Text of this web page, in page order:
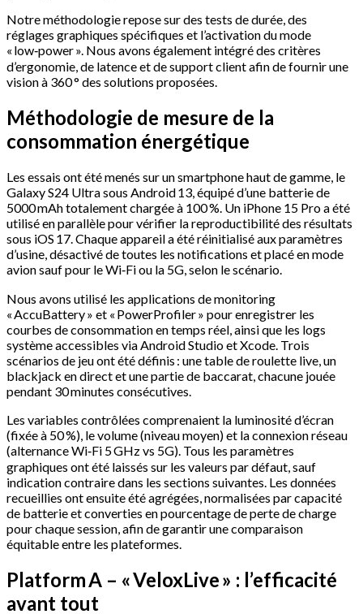
Notre méthodologie repose sur des tests de durée, des
réglages graphiques spécifiques et l’activation du mode
« low‑power ». Nous avons également intégré des critères
d’ergonomie, de latence et de support client afin de fournir une
vision à 360 ° des solutions proposées.
Méthodologie de mesure de la
consommation énergétique
Les essais ont été menés sur un smartphone haut de gamme, le
Galaxy S24 Ultra sous Android 13, équipé d’une batterie de
5000 mAh totalement chargée à 100 %. Un iPhone 15 Pro a été
utilisé en parallèle pour vérifier la reproductibilité des résultats
sous iOS 17. Chaque appareil a été réinitialisé aux paramètres
d’usine, désactivé de toutes les notifications et placé en mode
avion sauf pour le Wi‑Fi ou la 5G, selon le scénario.
Nous avons utilisé les applications de monitoring
« AccuBattery » et « PowerProfiler » pour enregistrer les
courbes de consommation en temps réel, ainsi que les logs
système accessibles via Android Studio et Xcode. Trois
scénarios de jeu ont été définis : une table de roulette live, un
blackjack en direct et une partie de baccarat, chacune jouée
pendant 30 minutes consécutives.
Les variables contrôlées comprenaient la luminosité d’écran
(fixée à 50 %), le volume (niveau moyen) et la connexion réseau
(alternance Wi‑Fi 5 GHz vs 5G). Tous les paramètres
graphiques ont été laissés sur les valeurs par défaut, sauf
indication contraire dans les sections suivantes. Les données
recueillies ont ensuite été agrégées, normalisées par capacité
de batterie et converties en pourcentage de perte de charge
pour chaque session, afin de garantir une comparaison
équitable entre les plateformes.
Platform A – « VeloxLive » : l’efficacité
avant tout